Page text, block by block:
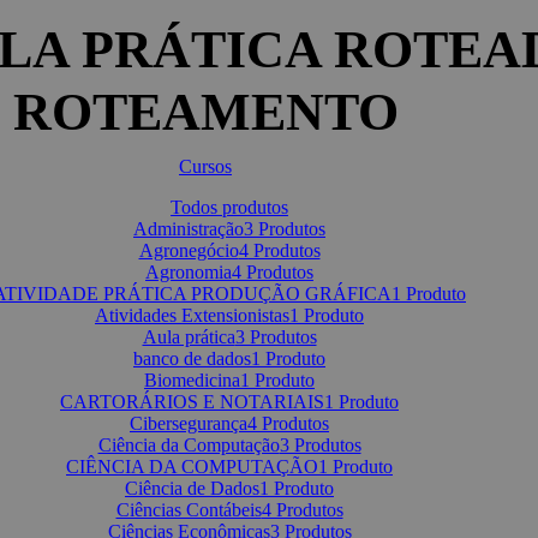
PRÁTICA
ROTEAMENTO
Cursos
Todos produtos
Administração3 Produtos
Agronegócio4 Produtos
Agronomia4 Produtos
PRÁTICA PRODUÇÃO GRÁFICA1 Produto
Atividades Extensionistas1 Produto
Aula prática3 Produtos
banco de dados1 Produto
Biomedicina1 Produto
CARTORÁRIOS E NOTARIAIS1 Produto
Cibersegurança4 Produtos
Ciência da Computação3 Produtos
CIÊNCIA DA COMPUTAÇÃO1 Produto
Ciência de Dados1 Produto
Ciências Contábeis4 Produtos
Ciências Econômicas3 Produtos